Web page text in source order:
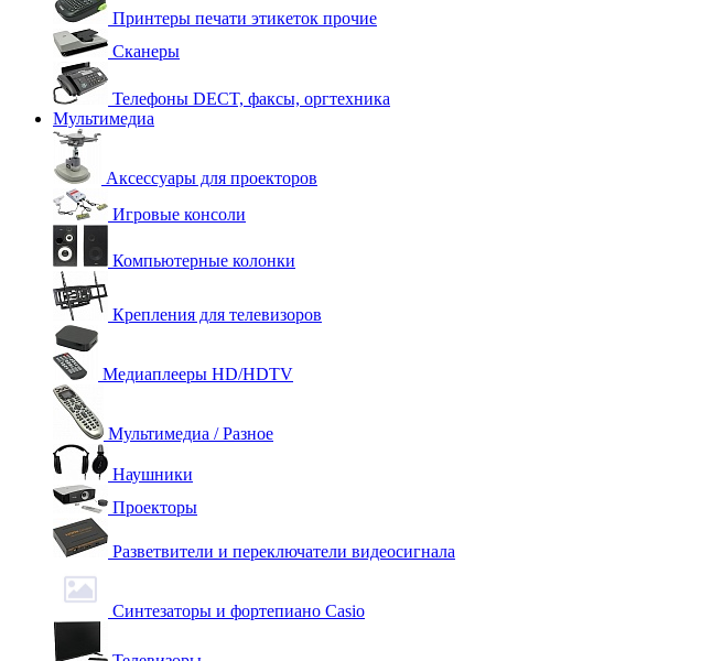
Принтеры печати этикеток прочие
Сканеры
Телефоны DECT, факсы, оргтехника
Мультимедиа
Аксессуары для проекторов
Игровые консоли
Компьютерные колонки
Крепления для телевизоров
Медиаплееры HD/HDTV
Мультимедиа / Разное
Наушники
Проекторы
Разветвители и переключатели видеосигнала
Синтезаторы и фортепиано Casio